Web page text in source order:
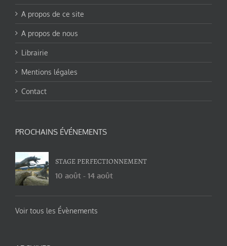
A propos de ce site
A propos de nous
Librairie
Mentions légales
Contact
PROCHAINS ÉVÉNEMENTS
STAGE PERFECTIONNEMENT
10 août - 14 août
Voir tous les Évènements